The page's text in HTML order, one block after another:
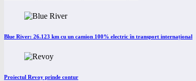
Blue River: 26.123 km cu un camion 100% electric în transport internațional
Proiectul Revoy prinde contur